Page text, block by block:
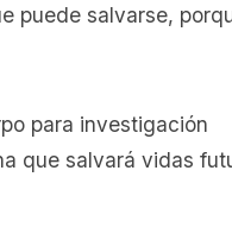
puede salvarse,
para investigación
que salvará vidas